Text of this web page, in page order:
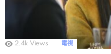
2.4k Views 電視